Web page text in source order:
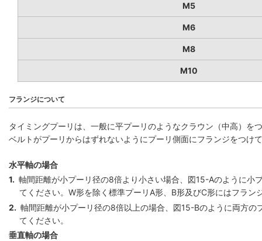
M5
M6
M8
M10
フランジについて
タイミングプーリは、一般に平プーリのようなクラウン（中高）
ベルトがプーリからはずれないようにプーリ側面にフランジをつけ
水平軸の場合
1. 軸間距離が小プーリ径の8倍より小さい場合、図15-Aのように小
てください。W形を除く標準プーリA形、B形及びC形にはフラン
2. 軸間距離が小プーリ径の8倍以上の場合、図15-Bのように両方の
てください。
垂直軸の場合